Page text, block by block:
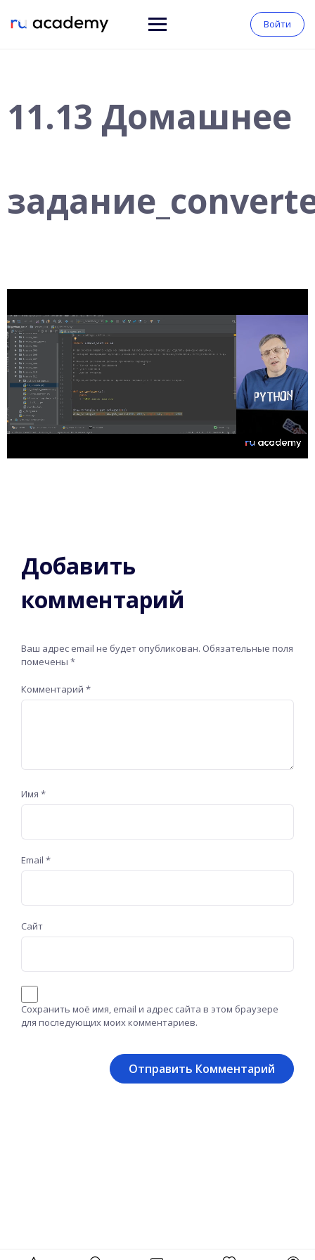
Войти
11.13 Домашнее
Добавить
комментарий
Ваш адрес email не будет опубликован. Обязательные поля
помечены *
Комментарий *
Имя *
Email *
Сайт
Сохранить моё имя, email и адрес сайта в этом браузере
для последующих моих комментариев.